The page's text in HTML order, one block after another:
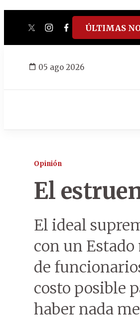
twitterinstagram
facebook
tiktokyoutube
ÚLTIMAS
05 ago 2026
Opinión
El
El ideal
con un
de
costo posible
haber nada